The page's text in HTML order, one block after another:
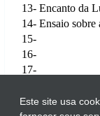
Este site usa
13- Encanto da
14- Ensaio sobre
15-
16-
17-
19-